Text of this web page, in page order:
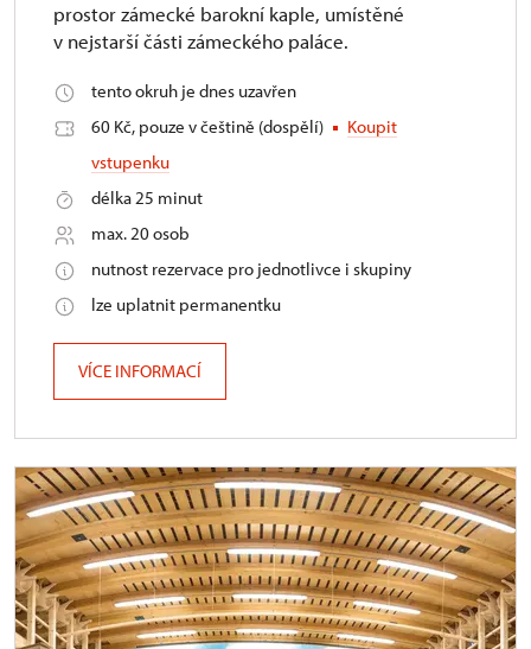
prostor zámecké barokní kaple, umístěné
v nejstarší části zámeckého paláce.
tento okruh je dnes uzavřen
60 Kč, pouze v češtině (dospělí)
Koupit
vstupenku
délka 25 minut
max. 20 osob
nutnost rezervace pro jednotlivce i skupiny
lze uplatnit permanentku
VÍCE INFORMACÍ